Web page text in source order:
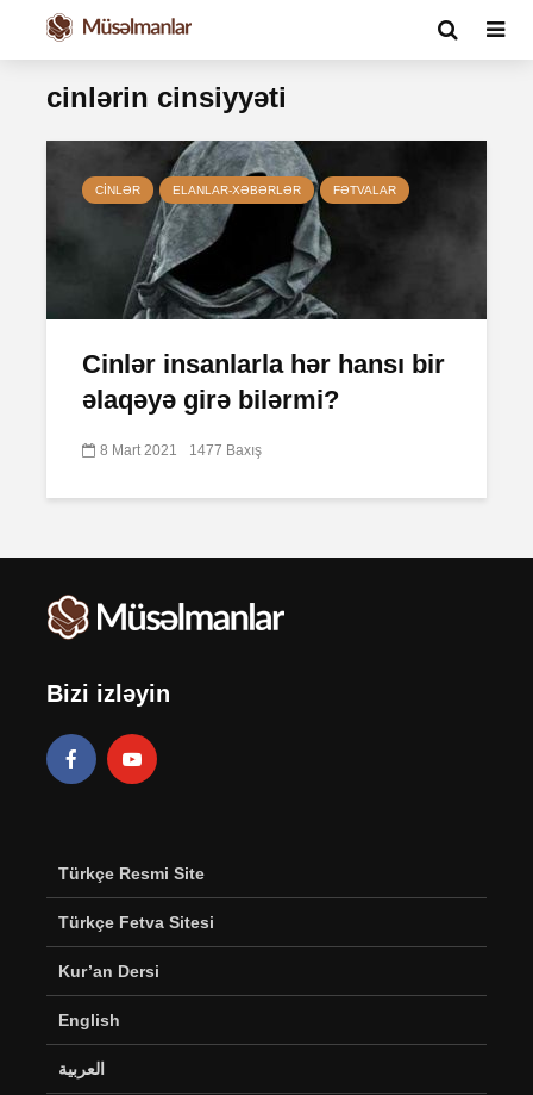
cinlərin cinsiyyəti
CINLƏR ELANLAR-XƏBƏRLƏR FƏTVALAR
Cinlər insanlarla hər hansı bir
əlaqəyə girə bilərmi?
8 Mart 2021 1477 Baxış
Bizi izləyin
Türkçe Resmi Site
Türkçe Fetva Sitesi
Kur’an Dersi
English
العربية